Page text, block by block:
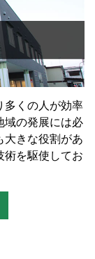
多くの人が効率
域の発展には必
大きな役割があ
術を駆使してお